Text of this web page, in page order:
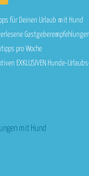
für Deinen Urlaub mit Hund
Gastgeberempfehlungen
pro Woche
EXKLUSIVEN Hunde-
mit Hund